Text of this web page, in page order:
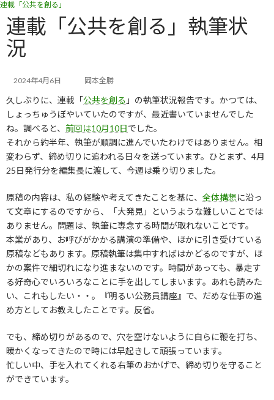
コ
ン
テ
ン
ツ
ッ
ナ
ビ
ゲ
ー
シ
移
連載「公共を創る」
連載「公共を創る」執筆状
況
2024年4月6日 岡本全勝
久しぶりに、連載「公共を創る 」の執筆状況報告です。かつては、
しょっちゅうぼやいていたのですが、最近書いていませんでした
ね。調べると、 前回は10月10日でした。
それから約半年、執筆が順調に進んでいたわけではありません。相
変わらず、締め切りに追われる日々を送っています。ひとまず、4月
25日発行分を編集長に渡して、今週は乗り切りました。
原稿の内容は、私の経験や考えてきたことを基に、 全体構想 に沿っ
て文章にするのですから、「大発見」というような難しいことでは
ありません。問題は、執筆に専念する時間が取れないことです。
本業があり、お呼びがかかる講演の準備や、ほかに引き受けている
原稿などもあります。原稿執筆は集中すればはかどるのですが、ほ
かの案件で細切れになり進まないのです。時間があっても、暴走す
る好奇心でいろいろなことに手を出してしまいます。あれも読みた
い、これもしたい・・。『明るい公務員講座』で、だめな仕事の進
め方としてお教えしたことです。反省。
でも、締め切りがあるので、穴を空けないように自らに鞭を打ち、
暖かくなってきたので時には早起きして頑張っています。
忙しい中、手を入れてくれる右筆のおかげで、締め切りを守ること
ができています。